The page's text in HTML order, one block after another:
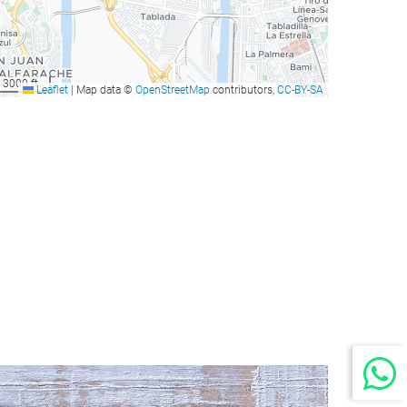
3000 ftLeaflet Map data © OpenStreetMap contributors, CC-BY-SA